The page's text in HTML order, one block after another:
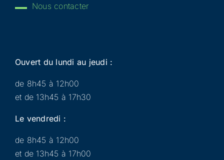
Nous contacter
Ouvert du lundi au jeudi :
de 8h45 à 12h00
et de 13h45 à 17h30
Le vendredi :
de 8h45 à 12h00
et de 13h45 à 17h00